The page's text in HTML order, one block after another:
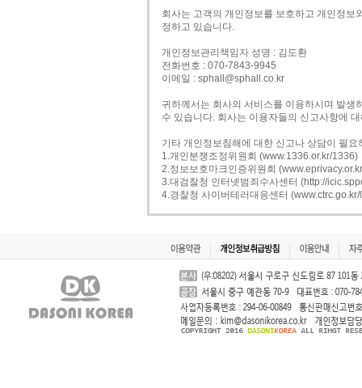
회사는 고객의 개인정보를 보호하고 개인정
정하고 있습니다.
개인정보관리책임자 성명 : 김도환
전화번호 : 070-7843-9945
이메일 : sphall@sphall.co.kr
귀하께서는 회사의 서비스를 이용하시며 발
수 있습니다. 회사는 이용자들의 신고사항에
기타 개인정보침해에 대한 신고나 상담이 필
1.개인분쟁조정위원회 (www.1336.or.kr/1336)
2.정보보호마크인증위원회
3.대검찰청 인터넷범죄수사센터 (http://
4.경찰청 사이버테러대응센터